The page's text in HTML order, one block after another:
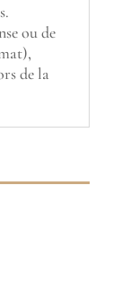
ou de
de la